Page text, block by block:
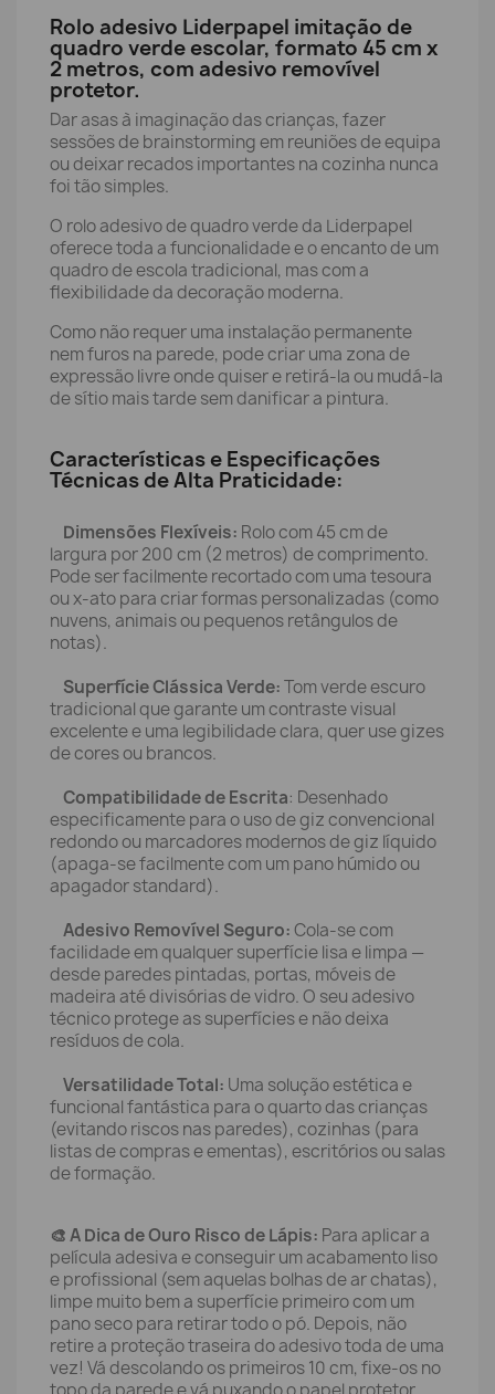
Rolo adesivo Liderpapel imitação de
quadro verde escolar, formato 45 cm x
2 metros, com adesivo removível
protetor.
Dar asas à imaginação das crianças, fazer
sessões de brainstorming em reuniões de equipa
ou deixar recados importantes na cozinha nunca
foi tão simples.
O rolo adesivo de quadro verde da Liderpapel
oferece toda a funcionalidade e o encanto de um
quadro de escola tradicional, mas com a
flexibilidade da decoração moderna.
Como não requer uma instalação permanente
nem furos na parede, pode criar uma zona de
expressão livre onde quiser e retirá-la ou mudá-la
de sítio mais tarde sem danificar a pintura.
Características e Especificações
Técnicas de Alta Praticidade:
Dimensões Flexíveis: Rolo com 45 cm de
largura por 200 cm (2 metros) de comprimento.
Pode ser facilmente recortado com uma tesoura
ou x-ato para criar formas personalizadas (como
nuvens, animais ou pequenos retângulos de
notas).
Superfície Clássica Verde:Tom verde escuro
tradicional que garante um contraste visual
excelente e uma legibilidade clara, quer use gizes
de cores ou brancos.
Compatibilidade de Escrita: Desenhado
especificamente para o uso de giz convencional
redondo ou marcadores modernos de giz líquido
(apaga-se facilmente com um pano húmido ou
apagador standard).
Adesivo Removível Seguro:Cola-se com
facilidade em qualquer superfície lisa e limpa —
desde paredes pintadas, portas, móveis de
madeira até divisórias de vidro. O seu adesivo
técnico protege as superfícies e não deixa
resíduos de cola.
Versatilidade Total: Uma solução estética e
funcional fantástica para o quarto das crianças
(evitando riscos nas paredes), cozinhas (para
listas de compras e ementas), escritórios ou salas
de formação.
🎨 A Dica de Ouro Risco de Lápis: Para aplicar a
película adesiva e conseguir um acabamento liso
e profissional (sem aquelas bolhas de ar chatas),
limpe muito bem a superfície primeiro com um
pano seco para retirar todo o pó. Depois, não
retire a proteção traseira do adesivo toda de uma
vez! Vá descolando os primeiros 10 cm, fixe-os no